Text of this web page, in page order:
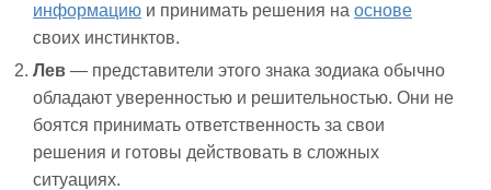
информацию и принимать решения на основе
своих инстинктов.
Лев — представители этого знака зодиака обычно
обладают уверенностью и решительностью. Они не
боятся принимать ответственность за свои
решения и готовы действовать в сложных
ситуациях.